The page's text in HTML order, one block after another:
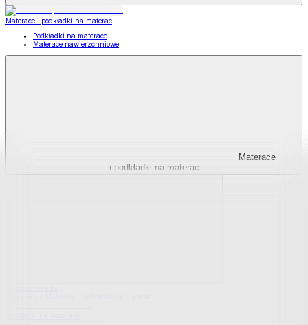
Materace i podkładki na materac
Podkładki na materace
Materace nawierzchniowe
Materace
i podkładki na materac